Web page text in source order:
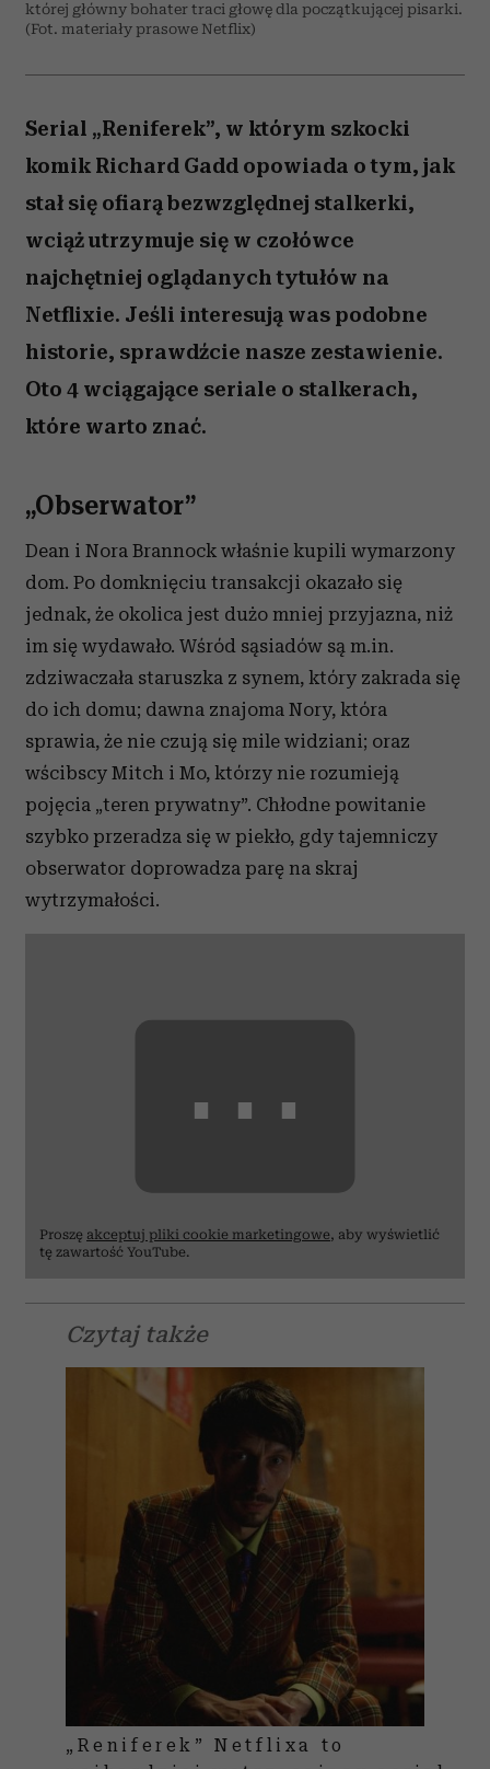
której główny bohater traci głowę dla początkującej pisarki.
(Fot. materiały prasowe Netflix)
Serial „Reniferek”, w którym szkocki
komik Richard Gadd opowiada o tym, jak
stał się ofiarą bezwzględnej stalkerki,
wciąż utrzymuje się w czołówce
najchętniej oglądanych tytułów na
Netflixie. Jeśli interesują was podobne
historie, sprawdźcie nasze zestawienie.
Oto 4 wciągające seriale o stalkerach,
które warto znać.
„Obserwator”
Dean i Nora Brannock właśnie kupili wymarzony
dom. Po domknięciu transakcji okazało się
jednak, że okolica jest dużo mniej przyjazna, niż
im się wydawało. Wśród sąsiadów są m.in.
zdziwaczała staruszka z synem, który zakrada się
do ich domu; dawna znajoma Nory, która
sprawia, że nie czują się mile widziani; oraz
wścibscy Mitch i Mo, którzy nie rozumieją
pojęcia „teren prywatny”. Chłodne powitanie
szybko przeradza się w piekło, gdy tajemniczy
obserwator doprowadza parę na skraj
wytrzymałości.
⋯
Proszę akceptuj pliki cookie marketingowe, aby wyświetlić
tę zawartość YouTube.
Czytaj także
„Reniferek” Netflixa to